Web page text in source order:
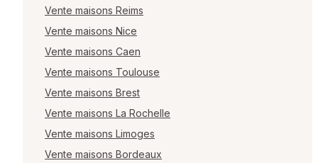
Vente maisons Reims
Vente maisons Nice
Vente maisons Caen
Vente maisons Toulouse
Vente maisons Brest
Vente maisons La Rochelle
Vente maisons Limoges
Vente maisons Bordeaux